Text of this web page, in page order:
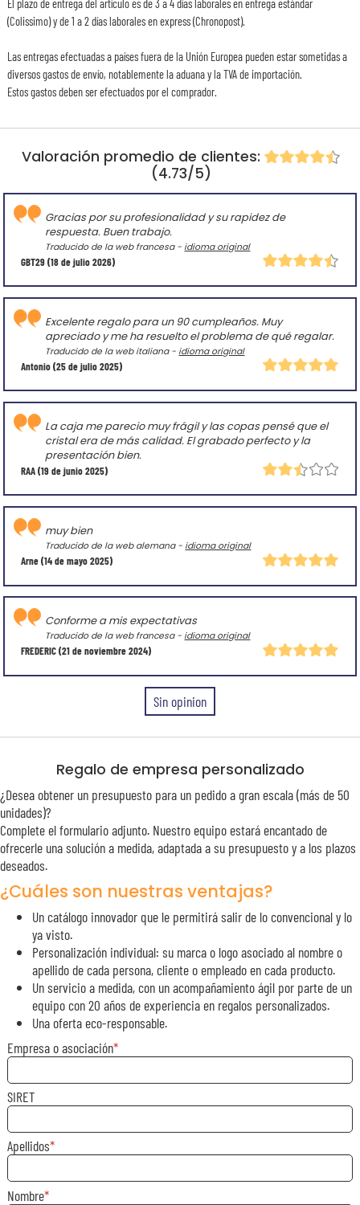
Valoración promedio de clientes:
(4.73/5)
GBT29(18 de julio 2026)
Gracias por su profesionalidad y su rapidez de
respuesta. Buen trabajo.
Traducido de la web francesa - idioma original
Antonio(25 de julio 2025)
Excelente regalo para un 90 cumpleaños. Muy
apreciado y me ha resuelto el problema de qué regalar.
Traducido de la web italiana - idioma original
RAA(19 de junio 2025)
La caja me parecio muy frágil y las copas pensé que el
cristal era de más calidad. El grabado perfecto y la
presentación bien.
Arne(14 de mayo 2025)
muy bien
Traducido de la web alemana - idioma original
FREDERIC(21 de noviembre 2024)
Conforme a mis expectativas
Traducido de la web francesa - idioma original
Sin opinion
El plazo de entrega del artículo es de 3 a 4 días laborales en entrega estándar
(Colissimo) y de 1 a 2 días laborales en express (Chronopost).
Las entregas efectuadas a países fuera de la Unión Europea pueden estar sometidas a
diversos gastos de envío, notablemente la aduana y la TVA de importación.
Estos gastos deben ser efectuados por el comprador.
Regalo de empresa personalizado
¿Desea obtener un presupuesto para un pedido a gran escala (más de 50
unidades)?
Complete el formulario adjunto. Nuestro equipo estará encantado de
ofrecerle una solución a medida, adaptada a su presupuesto y a los plazos
deseados.
¿Cuáles son nuestras ventajas?
Un catálogo innovador que le permitirá salir de lo convencional y lo
ya visto.
Personalización individual: su marca o logo asociado al nombre o
apellido de cada persona, cliente o empleado en cada producto.
Un servicio a medida, con un acompañamiento ágil por parte de un
equipo con 20 años de experiencia en regalos personalizados.
Una oferta eco-responsable.
Empresa o asociación
SIRET
Apellidos
Nombre